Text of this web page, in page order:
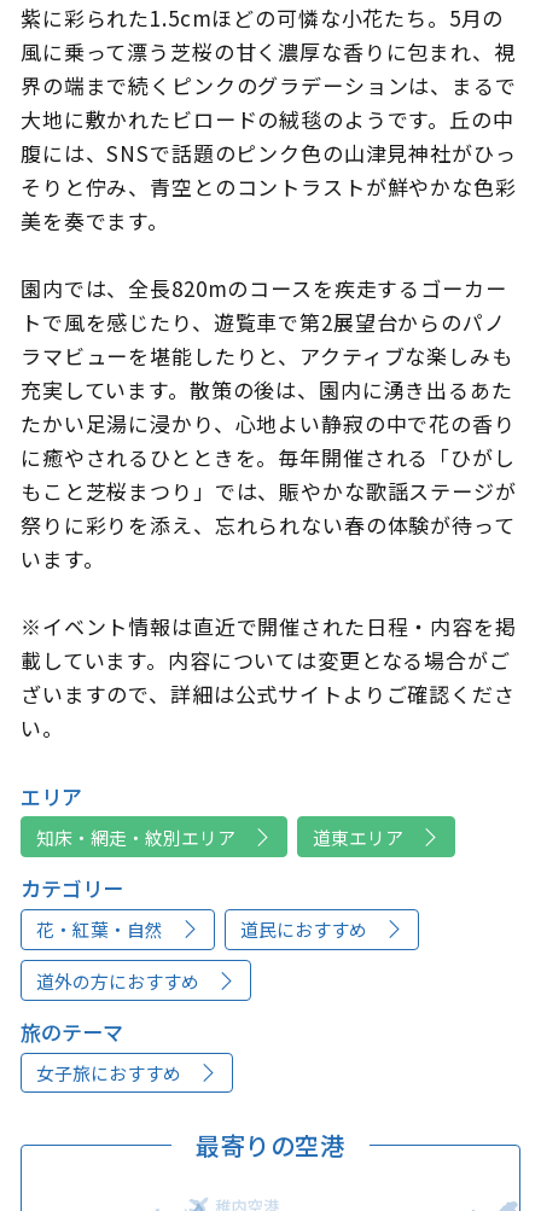
お問い合わせ
Languages
紫に彩られた1.5cmほどの可憐な小花たち。5月の
風に乗って漂う芝桜の甘く濃厚な香りに包まれ、視
界の端まで続くピンクのグラデーションは、まるで
大地に敷かれたビロードの絨毯のようです。丘の中
腹には、SNSで話題のピンク色の山津見神社がひっ
そりと佇み、青空とのコントラストが鮮やかな色彩
美を奏でます。
園内では、全長820mのコースを疾走するゴーカー
トで風を感じたり、遊覧車で第2展望台からのパノ
ラマビューを堪能したりと、アクティブな楽しみも
充実しています。散策の後は、園内に湧き出るあた
たかい足湯に浸かり、心地よい静寂の中で花の香り
に癒やされるひとときを。毎年開催される「ひがし
もこと芝桜まつり」では、賑やかな歌謡ステージが
祭りに彩りを添え、忘れられない春の体験が待って
います。
※イベント情報は直近で開催された日程・内容を掲
載しています。内容については変更となる場合がご
ざいますので、詳細は公式サイトよりご確認くださ
い。
エリア
知床・網走・紋別エリア 道東エリア
カテゴリー
花・紅葉・自然 道民におすすめ
道外の方におすすめ
旅のテーマ
女子旅におすすめ
最寄りの空港